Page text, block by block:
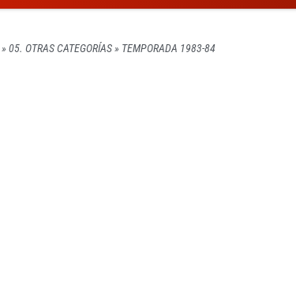
» 05. OTRAS CATEGORÍAS» TEMPORADA 1983-84